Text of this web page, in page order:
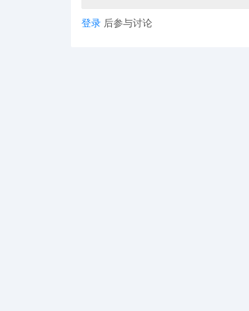
登录 后参与讨论